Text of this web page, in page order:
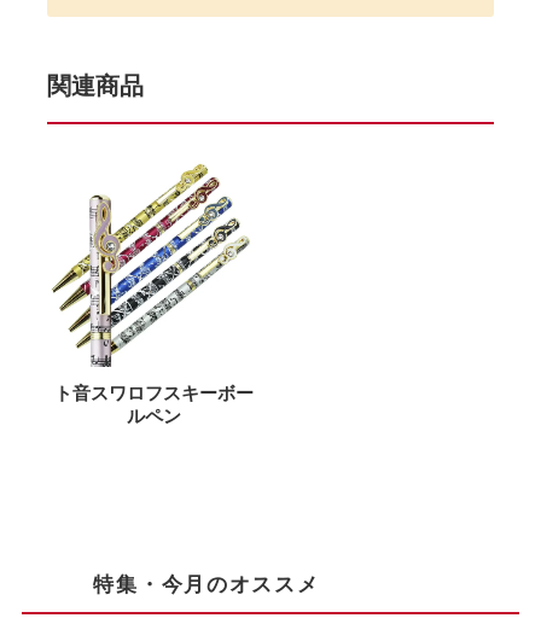
関連商品
ト音スワロフスキーボー
ルペン
特集・今月のオススメ